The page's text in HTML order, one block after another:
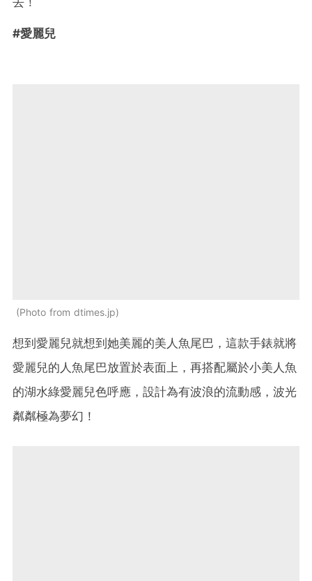
#愛麗兒
Photo from dtimes.jp
想到愛麗兒就想到她美麗的美人魚尾巴，這款手錶就將
愛麗兒的人魚尾巴放置於表面上，再搭配屬於小美人魚
的湖水綠愛麗兒色呼應，設計為有波浪的流動感，波光
粼粼極為夢幻！